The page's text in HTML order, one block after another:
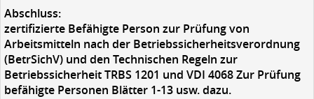
Abschluss:
zertifizierte Befähigte Person zur Prüfung von
Arbeitsmitteln nach der Betriebssicherheitsverordnung
(BetrSichV) und den Technischen Regeln zur
Betriebssicherheit TRBS 1201 und VDI 4068 Zur Prüfung
befähigte Personen Blätter 1-13 usw. dazu.